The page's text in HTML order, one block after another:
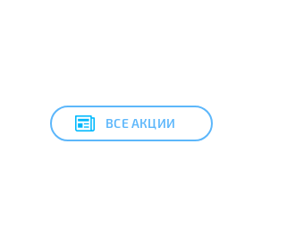
ВСЕ АКЦИИ